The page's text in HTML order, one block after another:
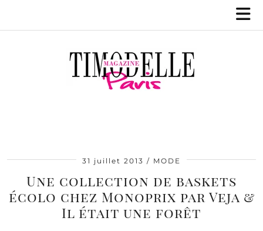
31 juillet 2013 MODE
Une collection de baskets
écolo chez Monoprix par Veja &
Il était une forêt